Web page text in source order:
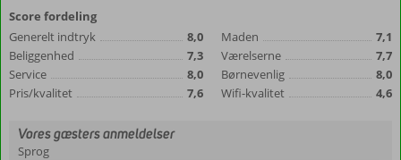
Score fordeling
Generelt indtryk
8,0
Beliggenhed
7,3
Service
8,0
Pris/kvalitet
7,6
Maden
7,1
Værelserne
7,7
Børnevenlig
8,0
Wifi-kvalitet
4,6
Vores gæsters anmeldelser
Sprog